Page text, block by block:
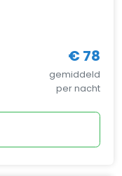
€ 78
gemiddeld
per nacht